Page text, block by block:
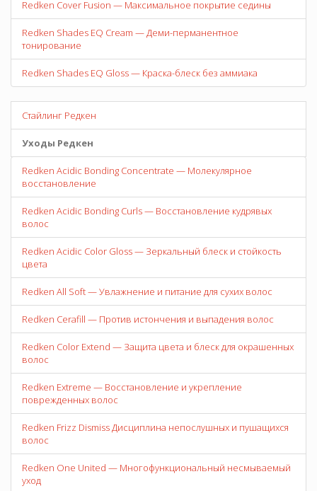
Redken Cover Fusion — Максимальное покрытие седины
Redken Shades EQ Cream — Деми-перманентное
тонирование
Redken Shades EQ Gloss — Краска-блеск без аммиака
Стайлинг Редкен
Уходы Редкен
Redken Acidic Bonding Concentrate — Молекулярное
восстановление
Redken Acidic Bonding Curls — Восстановление кудрявых
волос
Redken Acidic Color Gloss — Зеркальный блеск и стойкость
цвета
Redken All Soft — Увлажнение и питание для сухих волос
Redken Cerafill — Против истончения и выпадения волос
Redken Color Extend — Защита цвета и блеск для окрашенных
волос
Redken Extreme — Восстановление и укрепление
поврежденных волос
Redken Frizz Dismiss Дисциплина непослушных и пушащихся
волос
Redken One United — Многофункциональный несмываемый
уход